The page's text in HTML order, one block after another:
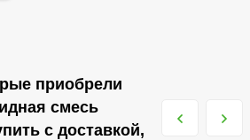
приобрели
смесь
с доставкой,